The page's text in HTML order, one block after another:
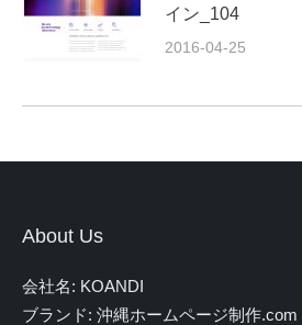
イン_104
2016-04-25
About Us
会社名: KOANDI
ブランド: 沖縄ホームページ制作.com